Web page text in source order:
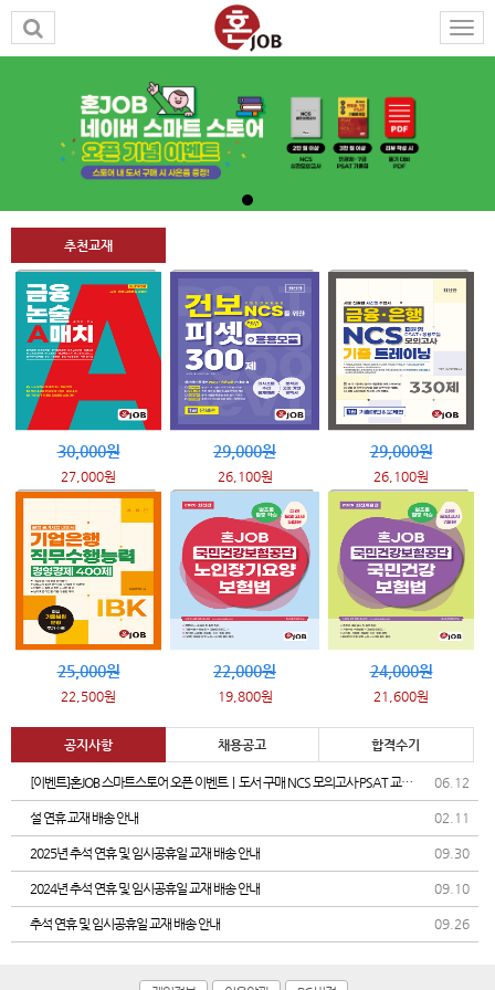
추천교재
30,000원
27,000원
29,000원
26,100원
29,000원
26,100원
25,000원
22,500원
22,000원
19,800원
24,000원
21,600원
공지사항 채용공고 합격수기
[이벤트]혼JOB 스마트스토어 오픈 이벤트｜도서 구매 NCS 모의고사·PSAT 교재
증정
06.12
설 연휴 교재 배송 안내 02.11
2025년 추석 연휴 및 임시공휴일 교재 배송 안내 09.30
2024년 추석 연휴 및 임시공휴일 교재 배송 안내 09.10
추석 연휴 및 임시공휴일 교재 배송 안내 09.26